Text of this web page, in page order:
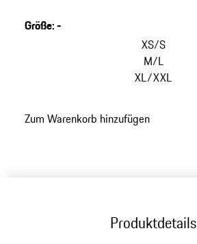
Größe:-
XS/S
M/L
XL/XXL
Zum Warenkorb hinzufügen
Produktdetails